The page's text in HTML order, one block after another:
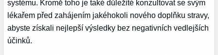
systému. Kromě toho je také důležité konzultovat se svým
lékařem před zahájením jakéhokoli nového doplňku stravy,
abyste získali nejlepší výsledky bez negativních vedlejších
účinků.